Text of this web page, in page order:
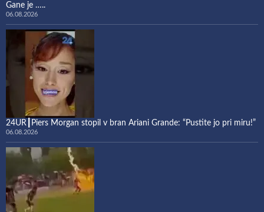
Gane je …..
06.08.2026
24UR┃Piers Morgan stopil v bran Ariani Grande: “Pustite jo pri miru!”
06.08.2026